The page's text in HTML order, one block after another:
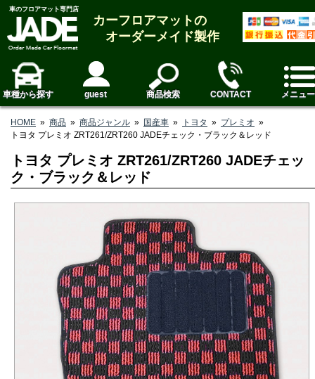
車のフロアマット専門店
カーフロアマットの
オーダーメイド製作
車種から探す guest 商品検索 CONTACT メニュー
HOME » 商品 » 商品ジャンル » 国産車 » トヨタ » プレミオ »
トヨタ プレミオ ZRT261/ZRT260 JADEチェック・ブラック＆レッド
トヨタ プレミオ ZRT261/ZRT260 JADEチェッ
ク・ブラック＆レッド